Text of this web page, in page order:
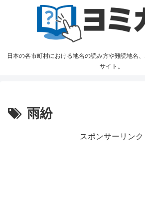
日本の各市町村における地名の読み方や難読地名
サイト。
雨紛
スポンサーリンク